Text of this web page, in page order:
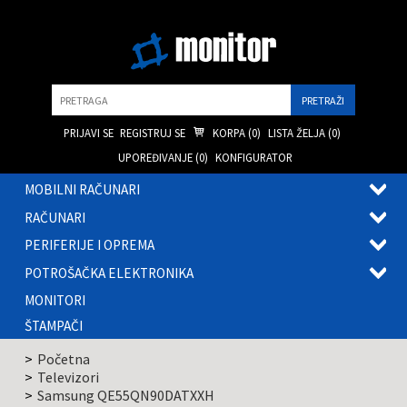
PRIJAVI SE REGISTRUJ SE KORPA (0) LISTA ŽELJA (0)
UPOREĐIVANJE (0) KONFIGURATOR
MOBILNI RAČUNARI
RAČUNARI
PERIFERIJE I OPREMA
POTROŠAČKA ELEKTRONIKA
MONITORI
ŠTAMPAČI
Početna
Televizori
Samsung QE55QN90DATXXH